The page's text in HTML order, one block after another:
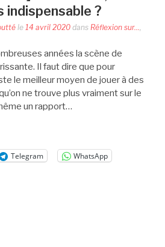
indispensable ?
le 14 avril 2020 dans Réflexion sur...
années la scène de
Il faut dire que pour
le meilleur moyen de jouer à des
ne trouve plus vraiment sur le
un rapport…
Telegram
WhatsApp